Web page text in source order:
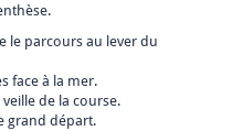
le parcours au lever du
face à la mer.
de la course.
grand départ.